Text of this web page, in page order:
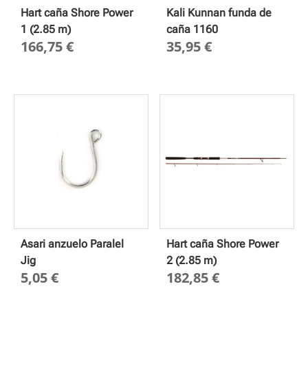
Hart caña Shore Power
1 (2.85 m)
166,75€
Kali Kunnan funda de
caña 1160
35,95€
Asari anzuelo Paralel
Jig
5,05€
Hart caña Shore Power
2 (2.85 m)
182,85€